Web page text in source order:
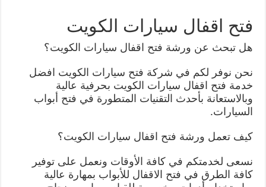
فتح اقفال سيارات الكويت
هل تبحث عن ورشة فتح اقفال سيارات الكويت؟
نحن نوفر لكم في شركة فتح سيارات الكويت افضل
خدمة فتح اقفال سيارات الكويت بحرفية عالية
وبالاستعانة بأحدث التقنيات المتطورة في فتح أبواب
السيارات.
كيف تعمل ورشة فتح اقفال سيارات الكويت؟
نسعى لخدمتكم في كافة الأوقات ونعمل على توفير
كافة الطرق في فتح الاقفال للأبواب بمهارة عالية